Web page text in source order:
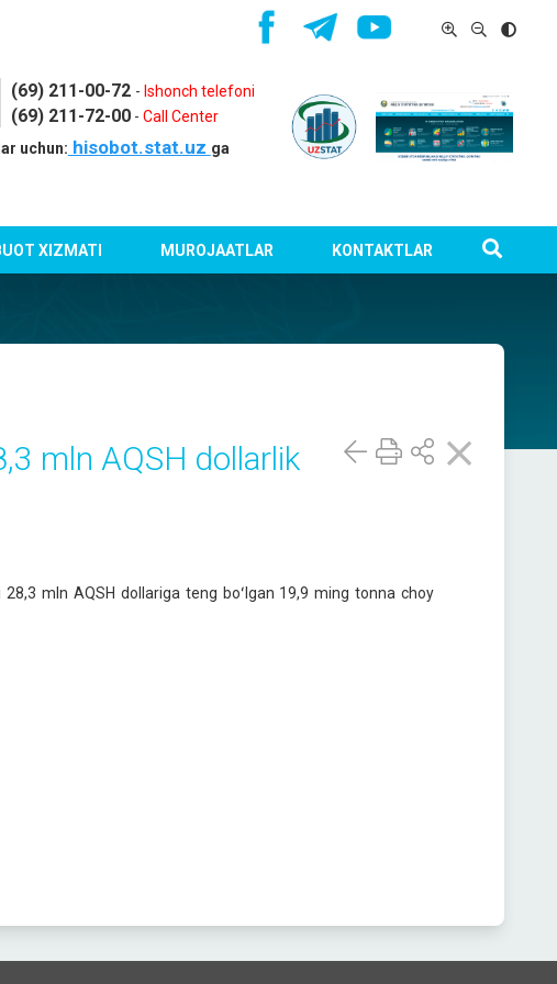
(69) 211-00-72 - Ishonch telefoni
(69) 211-72-00- Call Center
uchun: hisobot.stat.uz ga
XIZMATI MUROJAATLAR KONTAKTLAR
mln AQSH dollarlik
mln AQSH dollariga teng boʻlgan 19,9 ming tonna choy